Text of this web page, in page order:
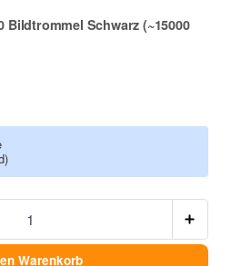
Bildtrommel Schwarz (~15000
Warenkorb